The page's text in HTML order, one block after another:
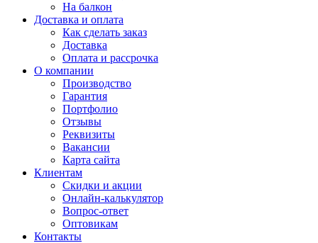
На балкон
Доставка и оплата
Как сделать заказ
Доставка
Оплата и рассрочка
О компании
Производство
Гарантия
Портфолио
Отзывы
Реквизиты
Вакансии
Карта сайта
Клиентам
Скидки и акции
Онлайн-калькулятор
Вопрос-ответ
Оптовикам
Контакты